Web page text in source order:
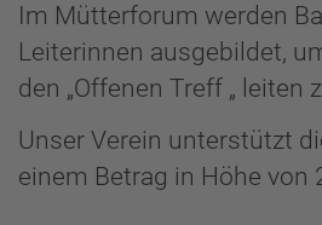
Im Mütterforum werden
Leiterinnen ausgebildet,
den „Offenen Treff „ leiten
Unser Verein unterstützt
einem Betrag in Höhe von